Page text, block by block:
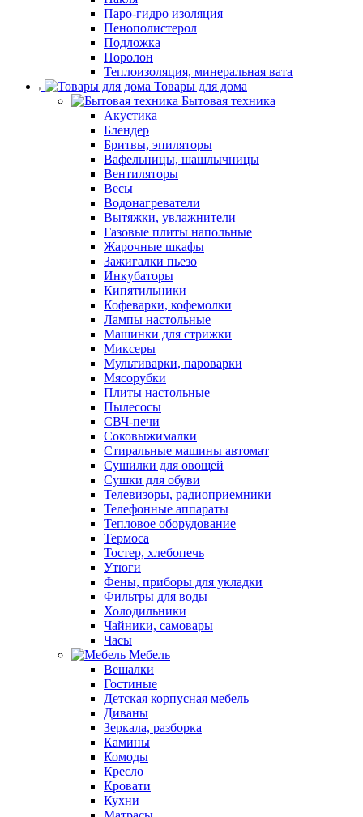
Паро-гидро изоляция
Пенополистерол
Подложка
Поролон
Теплоизоляция, минеральная вата
Товары для дома
Бытовая техника
Акустика
Блендер
Бритвы, эпиляторы
Вафельницы, шашлычницы
Вентиляторы
Весы
Водонагреватели
Вытяжки, увлажнители
Газовые плиты напольные
Жарочные шкафы
Зажигалки пьезо
Инкубаторы
Кипятильники
Кофеварки, кофемолки
Лампы настольные
Машинки для стрижки
Миксеры
Мультиварки, пароварки
Мясорубки
Плиты настольные
Пылесосы
СВЧ-печи
Соковыжималки
Стиральные машины автомат
Сушилки для овощей
Сушки для обуви
Телевизоры, радиоприемники
Телефонные аппараты
Тепловое оборудование
Термоса
Тостер, хлебопечь
Утюги
Фены, приборы для укладки
Фильтры для воды
Холодильники
Чайники, самовары
Часы
Мебель
Вешалки
Гостиные
Детская корпусная мебель
Диваны
Зеркала, разборка
Камины
Комоды
Кресло
Кровати
Кухни